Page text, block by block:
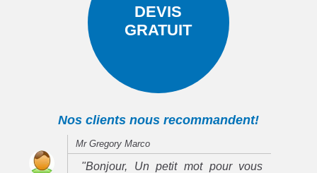
DEVIS
GRATUIT
Nos clients nous recommandent!
Mr Gregory Marco
"Bonjour, Un petit mot pour vous